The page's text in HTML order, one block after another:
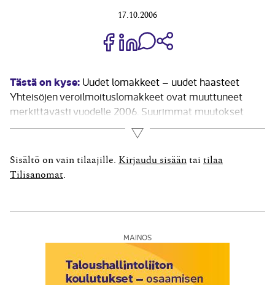
17.10.2006
Jaa Share on Facebook
Jaa Share on LinkedIn
Jaa WhatsApp-viestinä
Tästä on kyse: Uudet lomakkeet – uudet haasteet
Yhteisöjen veroilmoituslomakkeet ovat muuttuneet
merkittävästi vuodelle 2006. Suurimmat muutokset
ovat tulovero- ja varallisuuslaskelma, joilla yhteisöt
ilmoittavat kirjanpitoonsa perustuvan verosäännösten
mukaisen laskelman tuloistaan sekä varoistaan.
Verovelvollisen ilmoittama laskelma on pohjana
Lue lisää
Sisältö on vain tilaajille. Kirjaudu sisään tai tilaa
Tilisanomat
MAINOS